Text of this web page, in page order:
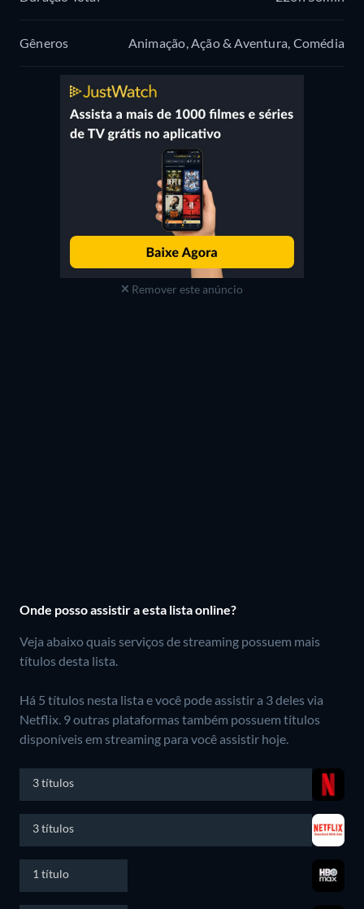
Gêneros Animação, Ação & Aventura, Comédia
Remover este anúncio
Onde posso assistir a esta lista online?
Veja abaixo quais serviços de streaming possuem mais
títulos desta lista.
Há 5 títulos nesta lista e você pode assistir a 3 deles via
Netflix. 9 outras plataformas também possuem títulos
disponíveis em streaming para você assistir hoje.
3 títulos
3 títulos
1 título